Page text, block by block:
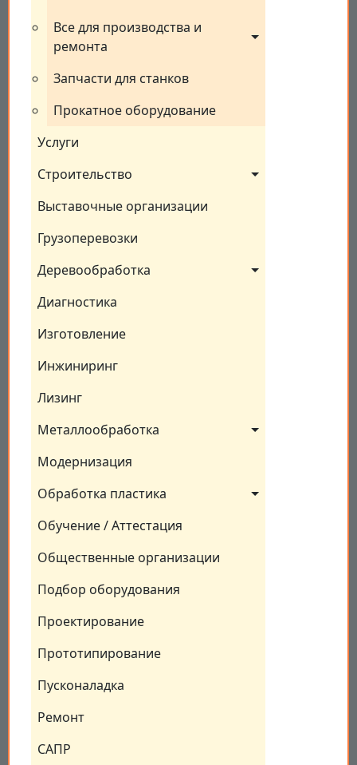
Все для производства и
ремонта
Запчасти для станков
Прокатное оборудование
Услуги
Строительство
Выставочные организации
Грузоперевозки
Деревообработка
Диагностика
Изготовление
Инжиниринг
Лизинг
Металлообработка
Модернизация
Обработка пластика
Обучение / Аттестация
Общественные организации
Подбор оборудования
Проектирование
Прототипирование
Пусконаладка
Ремонт
САПР